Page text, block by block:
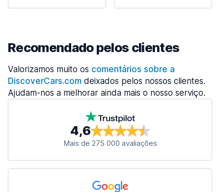
Recomendado pelos clientes
Valorizamos muito os comentários sobre a
DiscoverCars.com deixados pelos nossos clientes.
Ajudam-nos a melhorar ainda mais o nosso serviço.
4,6
Mais de 275 000 avaliações